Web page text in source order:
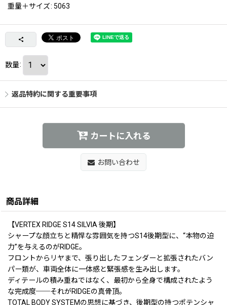
重量＋サイズ: 5063
数量:
返品特約に関する重要事項
カートに入れる
お問い合わせ
商品詳細
【VERTEX RIDGE S14 SILVIA 後期】
シャープな顔立ちと精悍な雰囲気を持つS14後期型に、“本物の迫
力”を与えるのがRIDGE。
フロントからリヤまで、張り出したフェンダーと拡張されたバン
パー類が、車両全体に一体感と緊張感を生み出します。
ディテールの積み重ねではなく、最初から全身で構成されたよう
な完成度──それがRIDGEの真骨頂。
TOTAL BODY SYSTEMの思想に基づき、後期型の持つポテンシャ